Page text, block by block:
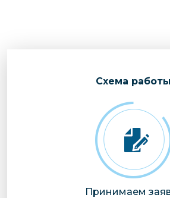
Cхема работы
Принимаем